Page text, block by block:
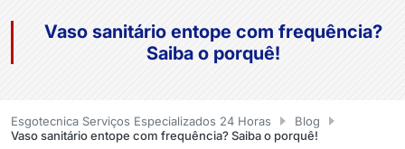
Vaso sanitário entope com frequência?
Saiba o porquê!
Esgotecnica Serviços Especializados 24 Horas
Blog
Vaso sanitário entope com frequência? Saiba o porquê!